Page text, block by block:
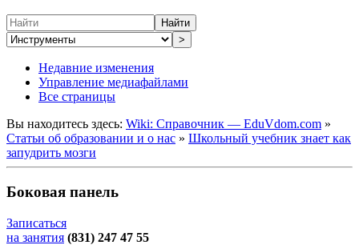
Найти
>
Недавние изменения
Управление медиафайлами
Все страницы
Вы находитесь здесь: Wiki: Справочник — EduVdom.com »
Статьи об образовании и о нас » Школьный учебник знает как
запудрить мозги
Боковая панель
Записаться
на занятия (831) 247 47 55